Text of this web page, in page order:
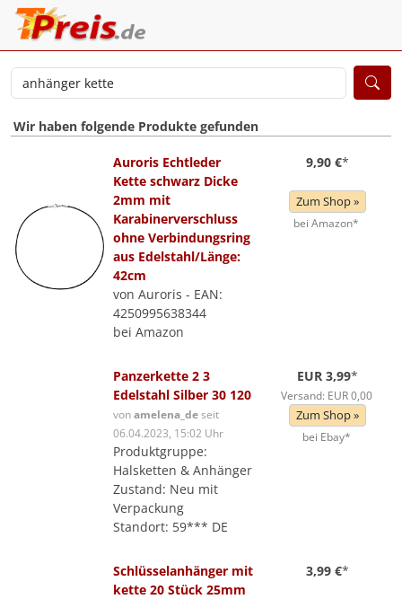
Wir haben folgende Produkte gefunden
Auroris Echtleder
Kette schwarz Dicke
2mm mit
Karabinerverschluss
ohne Verbindungsring
aus Edelstahl/Länge:
42cm
von Auroris - EAN:
4250995638344
bei Amazon
9,90 €*
Zum Shop »
bei Amazon*
Panzerkette 2 3
Edelstahl Silber 30 120
vonamelena_deseit
06.04.2023, 15:02 Uhr
Produktgruppe:
Halsketten & Anhänger
Zustand: Neu mit
Verpackung
Standort: 59*** DE
EUR 3,99*
Versand: EUR 0,00
Zum Shop »
bei Ebay*
Schlüsselanhänger mit
kette 20 Stück 25mm
3,99 €*